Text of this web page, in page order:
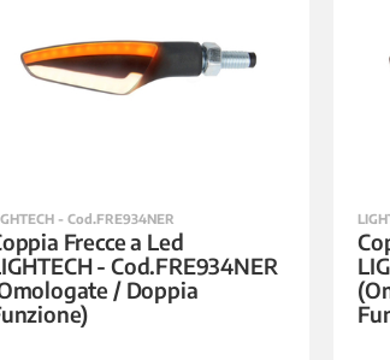
- Cod.FRE934NER
Frecce a Led
- Cod.FRE934NER
/ Doppia